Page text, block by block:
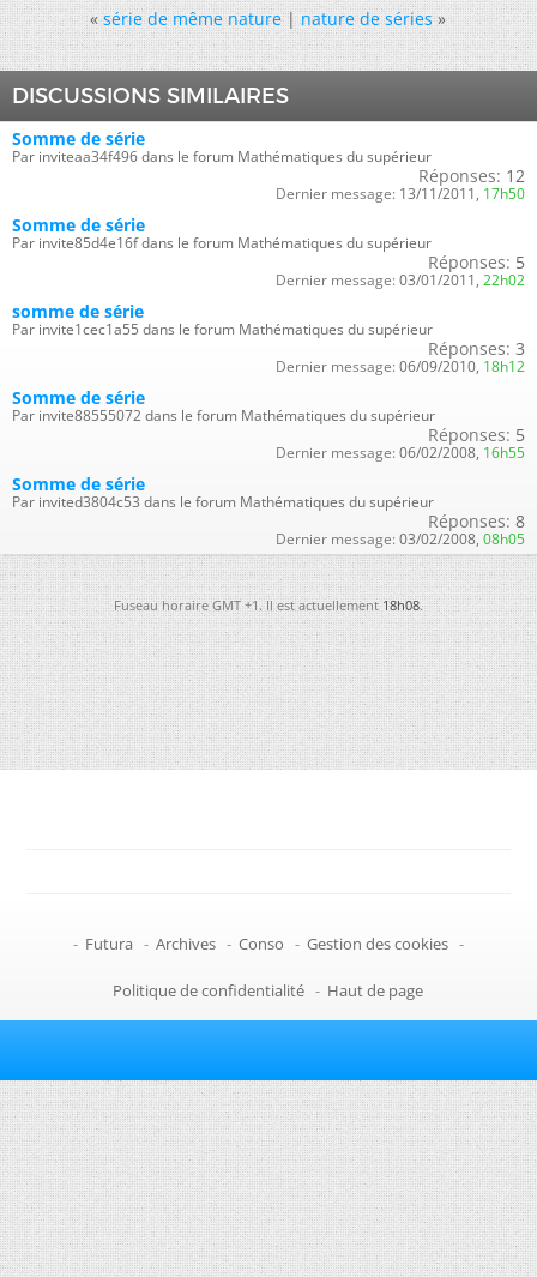
« série de même nature|nature de séries »
DISCUSSIONS SIMILAIRES
Somme de série
Par inviteaa34f496 dans le forum Mathématiques du supérieur
Réponses: 12
Dernier message: 13/11/2011, 17h50
Somme de série
Par invite85d4e16f dans le forum Mathématiques du supérieur
Réponses: 5
Dernier message: 03/01/2011, 22h02
somme de série
Par invite1cec1a55 dans le forum Mathématiques du supérieur
Réponses: 3
Dernier message: 06/09/2010, 18h12
Somme de série
Par invite88555072 dans le forum Mathématiques du supérieur
Réponses: 5
Dernier message: 06/02/2008, 16h55
Somme de série
Par invited3804c53 dans le forum Mathématiques du supérieur
Réponses: 8
Dernier message: 03/02/2008, 08h05
Fuseau horaire GMT +1. Il est actuellement18h08.
- Futura - Archives - Conso - Gestion des cookies -
Politique de confidentialité - Haut de page